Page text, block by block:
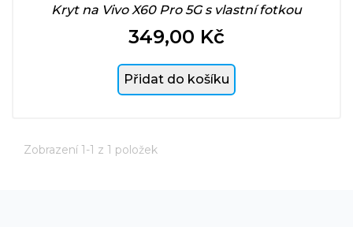
Kryt na Vivo X60 Pro 5G s vlastní fotkou
Cena
349,00 Kč
Přidat do košíku
Zobrazení 1-1 z 1 položek